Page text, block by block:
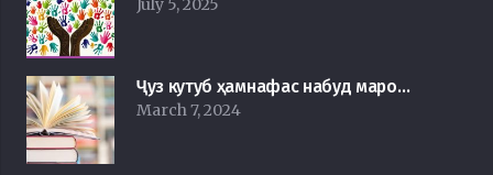
Ҷуз кутуб ҳамнафас набуд маро…
March 7, 2024